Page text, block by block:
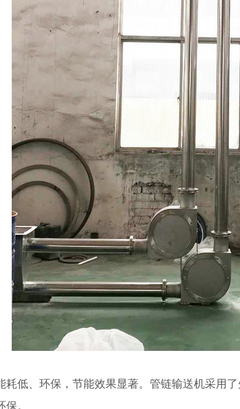
、环保，节能效果显著。管链输送机采用了
。